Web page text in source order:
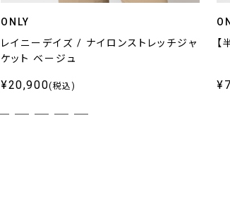
ONLY
レイニーデイズ / ナイロンストレッチジャ
ケット ベージュ
¥20,900(税込)